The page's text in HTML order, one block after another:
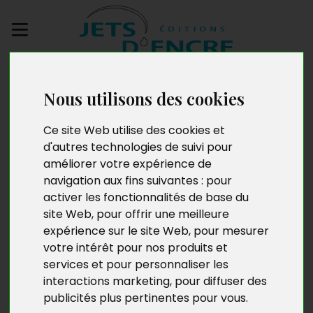
Nous utilisons des cookies
Ce site Web utilise des cookies et
d'autres technologies de suivi pour
améliorer votre expérience de
navigation aux fins suivantes : pour
activer les fonctionnalités de base du
site Web, pour offrir une meilleure
expérience sur le site Web, pour mesurer
votre intérêt pour nos produits et
services et pour personnaliser les
interactions marketing, pour diffuser des
publicités plus pertinentes pour vous.
Christian Bourasseau
Né en 1949 et père de trois enfants, Christian
Bourasseau quitte l’école à seize ans, fait un
apprentissage et devient imprimeur. Puis, après
quelques autres petits boulots, à vingt-deux ans il est
admis à l’École d’éducateurs spécialisés, et diplôme en
poche, entre dans un service d’Action éducative
judiciaire en milieu ouvert. Il y reste plus de trente ans.